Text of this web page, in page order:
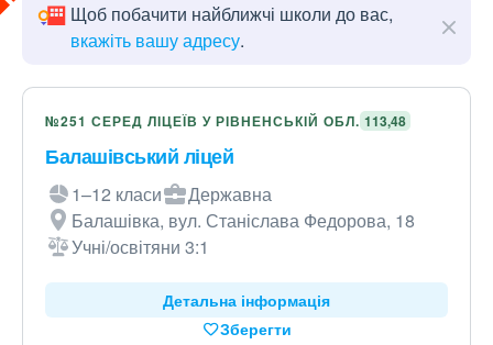
Щоб побачити найближчі школи до вас,
вкажіть вашу адресу.
№251 СЕРЕД ЛІЦЕЇВ У РІВНЕНСЬКІЙ ОБЛ. 113,48
Балашівський ліцей
1–12 класи
Державна
Балашівка, вул. Станіслава Федорова, 18
Учні/освітяни 3:1
Детальна інформація
Зберегти